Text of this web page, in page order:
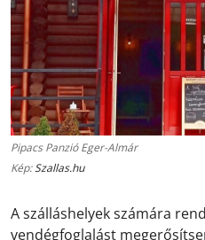
Pipacs Panzió Eger-Almár
Kép:Szallas.hu
A szálláshelyek számára
vendégfoglalást